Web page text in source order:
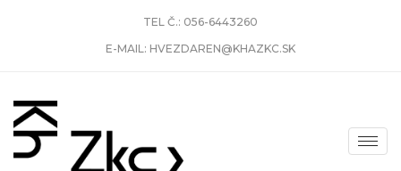
TEL Č.: 056-6443260
E-MAIL: HVEZDAREN@KHAZKC.SK